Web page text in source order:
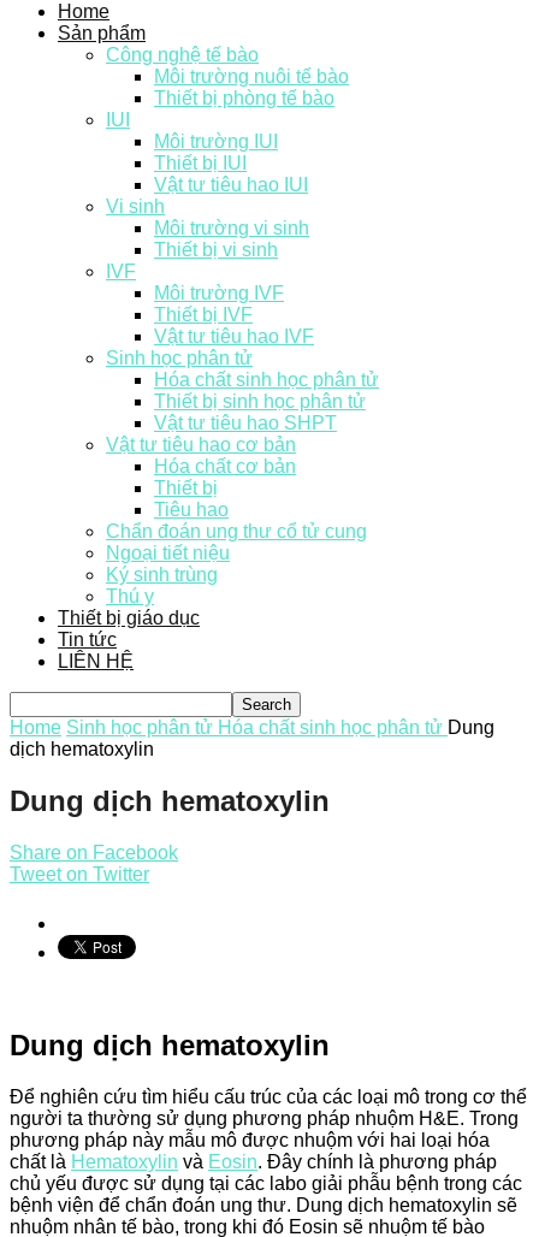
Home
Sản phẩm
Công nghệ tế bào
Môi trường nuôi tế bào
Thiết bị phòng tế bào
IUI
Môi trường IUI
Thiết bị IUI
Vật tư tiêu hao IUI
Vi sinh
Môi trường vi sinh
Thiết bị vi sinh
IVF
Môi trường IVF
Thiết bị IVF
Vật tư tiêu hao IVF
Sinh học phân tử
Hóa chất sinh học phân tử
Thiết bị sinh học phân tử
Vật tư tiêu hao SHPT
Vật tư tiêu hao cơ bản
Hóa chất cơ bản
Thiết bị
Tiêu hao
Chẩn đoán ung thư cổ tử cung
Ngoại tiết niệu
Ký sinh trùng
Thú y
Thiết bị giáo dục
Tin tức
LIÊN HỆ
Home Sinh học phân tử Hóa chất sinh học phân tử Dung
dịch hematoxylin
Dung dịch hematoxylin
Share on Facebook
Tweet on Twitter
Dung dịch hematoxylin
Để nghiên cứu tìm hiểu cấu trúc của các loại mô trong cơ thể
người ta thường sử dụng phương pháp nhuộm H&E. Trong
phương pháp này mẫu mô được nhuộm với hai loại hóa
chất là Hematoxylin và Eosin. Đây chính là phương pháp
chủ yếu được sử dụng tại các labo giải phẫu bệnh trong các
bệnh viện để chẩn đoán ung thư. Dung dịch hematoxylin sẽ
nhuộm nhân tế bào, trong khi đó Eosin sẽ nhuộm tế bào